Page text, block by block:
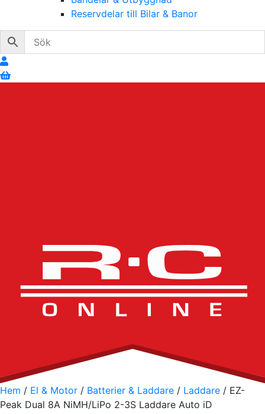
Reservdelar till Bilar & Banor
Hem / El & Motor / Batterier & Laddare / Laddare / EZ-
Peak Dual 8A NiMH/LiPo 2-3S Laddare Auto iD